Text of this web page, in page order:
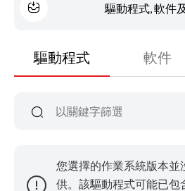
驅動程式, 軟件
驅動程式 軟件
您選擇的作業系統版本並
供。該驅動程式可能已包